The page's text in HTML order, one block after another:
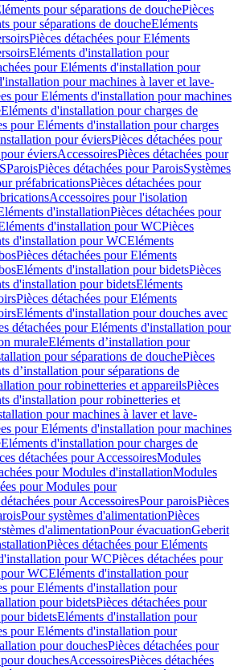
pour séparations de douchePièces
pour séparations de doucheEléments
Pièces détachées pour Eléments
Eléments d'installation pour
pour Eléments d'installation pour
pour machines à laver et lave-
pour Eléments d'installation pour machines
Eléments d'installation pour charges de
pour Eléments d'installation pour charges
pour éviersPièces détachées pour
éviersAccessoiresPièces détachées pour
ParoisPièces détachées pour ParoisSystèmes
préfabricationsPièces détachées pour
Accessoires pour l'isolation
d'installationPièces détachées pour
d'installation pour WCPièces
d'installation pour WCEléments
Pièces détachées pour Eléments
Eléments d'installation pour bidetsPièces
d'installation pour bidetsEléments
Pièces détachées pour Eléments
Eléments d'installation pour douches avec
détachées pour Eléments d'installation pour
muraleEléments d’installation pour
pour séparations de douchePièces
d’installation pour séparations de
pour robinetteries et appareilsPièces
d'installation pour robinetteries et
pour machines à laver et lave-
pour Eléments d'installation pour machines
Eléments d'installation pour charges de
détachées pour AccessoiresModules
pour Modules d'installationModules
pour Modules pour
pour AccessoiresPour paroisPièces
Pour systèmes d'alimentationPièces
d'alimentationPour évacuationGeberit
Pièces détachées pour Eléments
pour WCPièces détachées pour
WCEléments d'installation pour
pour Eléments d'installation pour
pour bidetsPièces détachées pour
bidetsEléments d'installation pour
pour Eléments d'installation pour
pour douchesPièces détachées pour
douchesAccessoiresPièces détachées